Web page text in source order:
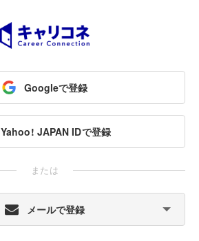
Googleで登録
Yahoo! JAPAN IDで登録
または
メールで登録